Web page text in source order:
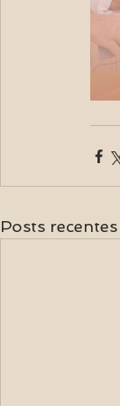
Posts recentes